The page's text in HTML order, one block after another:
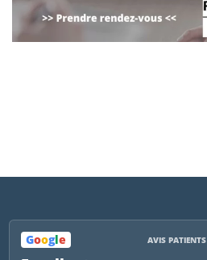
Google AVIS PATIENTS